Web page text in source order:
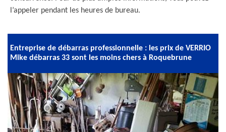
l’appeler pendant les heures de bureau.
Entreprise de débarras professionnelle : les prix de VERRIO
Mike débarras 33 sont les moins chers à Roquebrune